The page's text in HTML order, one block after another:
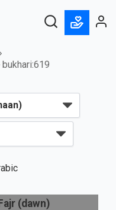
bukhari:619
(dawn)